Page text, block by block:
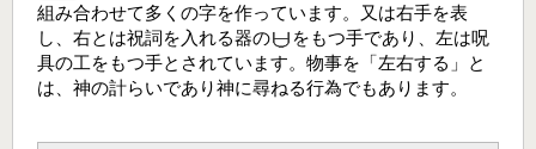
組み合わせて多くの字を作っています。又は右手を表
し、右とは祝詞を入れる器の
をもつ手であり、左は呪
具の工をもつ手とされています。物事を「左右する」と
は、神の計らいであり神に尋ねる行為でもあります。